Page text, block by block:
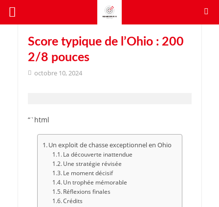
Score typique de l’Ohio : 200
2/8 pouces
octobre 10, 2024
“`html
Un exploit de chasse exceptionnel en Ohio
La découverte inattendue
Une stratégie révisée
Le moment décisif
Un trophée mémorable
Réflexions finales
Crédits